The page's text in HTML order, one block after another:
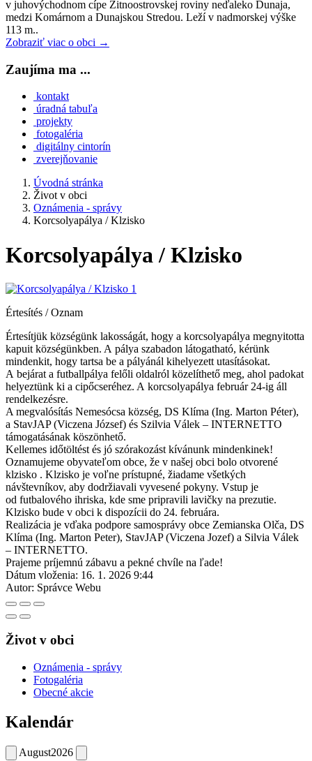
v juhovýchodnom cípe Žitnoostrovskej roviny neďaleko Dunaja,
medzi Komárnom a Dunajskou Stredou. Leží v nadmorskej výške
113 m..
Zobraziť viac o obci →
Zaujíma ma ...
kontakt
úradná tabuľa
projekty
fotogaléria
digitálny cintorín
zverejňovanie
Úvodná stránka
Život v obci
Oznámenia - správy
Korcsolyapálya / Klzisko
Korcsolyapálya / Klzisko
Értesítés / Oznam
Értesítjük községünk lakosságát, hogy a korcsolyapálya megnyitotta
kapuit községünkben. A pálya szabadon látogatható, kérünk
mindenkit, hogy tartsa be a pályánál kihelyezett utasításokat.
A bejárat a futballpálya felőli oldalról közelíthető meg, ahol padokat
helyeztünk ki a cipőcseréhez. A korcsolyapálya február 24-ig áll
rendelkezésre.
A megvalósítás Nemesócsa község, DS Klíma (Ing. Marton Péter),
a StavJAP (Viczena József) és Szilvia Válek – INTERNETTO
támogatásának köszönhető.
Kellemes időtöltést és jó szórakozást kívánunk mindenkinek!
Oznamujeme obyvateľom obce, že v našej obci bolo otvorené
klzisko . Klzisko je voľne prístupné, žiadame všetkých
návštevníkov, aby dodržiavali vyvesené pokyny. Vstup je
od futbalového ihriska, kde sme pripravili lavičky na prezutie.
Klzisko bude v obci k dispozícii do 24. februára.
Realizácia je vďaka podpore samosprávy obce Zemianska Olča, DS
Klíma (Ing. Marton Peter), StavJAP (Viczena Jozef) a Silvia Válek
– INTERNETTO.
Prajeme príjemnú zábavu a pekné chvíle na ľade!
Dátum vloženia: 16. 1. 2026 9:44
Autor: Správce Webu
Život v obci
Oznámenia - správy
Fotogaléria
Obecné akcie
Kalendár
August2026